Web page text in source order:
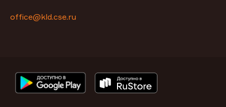
office@kld.cse.ru